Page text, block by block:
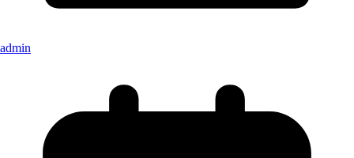
admin